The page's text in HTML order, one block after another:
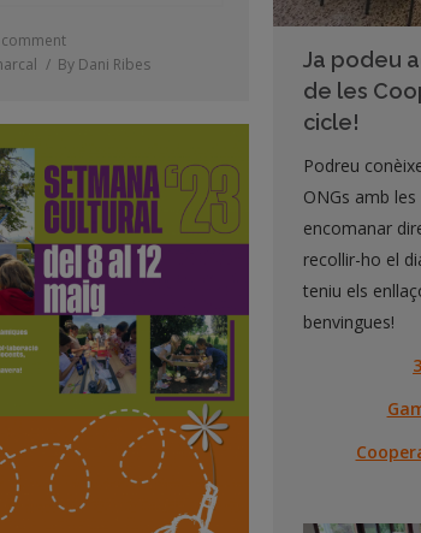
comment
By Dani Ribes
Ja podeu
de les
cicle!
Podreu
ONGs amb les
encomanar
recollir-ho el
teniu els
benvingues!